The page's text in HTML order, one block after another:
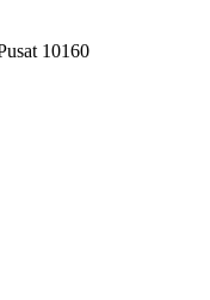
10160